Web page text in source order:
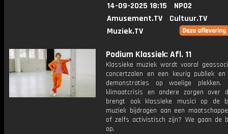
14-09-2025 18:15
NPO2
Amusement.TV
Cultuur.TV
Muziek.TV
Podium Klassiek: Afl. 11
Klassieke muziek wordt vooral
concertzalen en een keurig publiek
demonstraties op woelige plekken.
klimaatcrisis en andere zorgen over
brengt ook klassieke musici op de
muziek bijdragen aan een
of zelfs activistisch zijn? We gaan de
op.